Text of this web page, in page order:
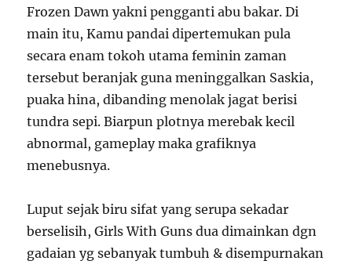
Frozen Dawn yakni pengganti abu bakar. Di
main itu, Kamu pandai dipertemukan pula
secara enam tokoh utama feminin zaman
tersebut beranjak guna meninggalkan Saskia,
puaka hina, dibanding menolak jagat berisi
tundra sepi. Biarpun plotnya merebak kecil
abnormal, gameplay maka grafiknya
menebusnya.
Luput sejak biru sifat yang serupa sekadar
berselisih, Girls With Guns dua dimainkan dgn
gadaian yg sebanyak tumbuh & disempurnakan